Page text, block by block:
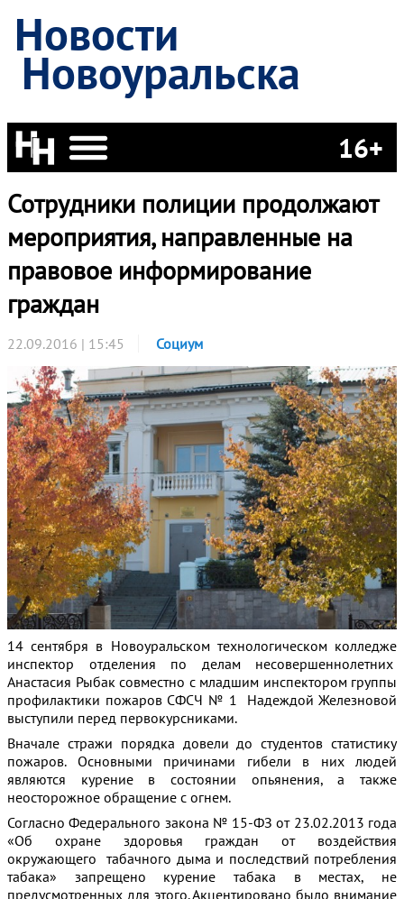
Новости
Новоуральска
16+
Сотрудники полиции продолжают
мероприятия, направленные на
правовое информирование
граждан
22.09.2016 | 15:45 Социум
14 сентября в Новоуральском технологическом колледже
инспектор отделения по делам несовершеннолетних
Анастасия Рыбак совместно с младшим инспектором группы
профилактики пожаров СФСЧ № 1 Надеждой Железновой
выступили перед первокурсниками.
Вначале стражи порядка довели до студентов статистику
пожаров. Основными причинами гибели в них людей
являются курение в состоянии опьянения, а также
неосторожное обращение с огнем.
Согласно Федерального закона № 15-ФЗ от 23.02.2013 года
«Об охране здоровья граждан от воздействия
окружающего табачного дыма и последствий потребления
табака» запрещено курение табака в местах, не
предусмотренных для этого. Акцентировано было внимание